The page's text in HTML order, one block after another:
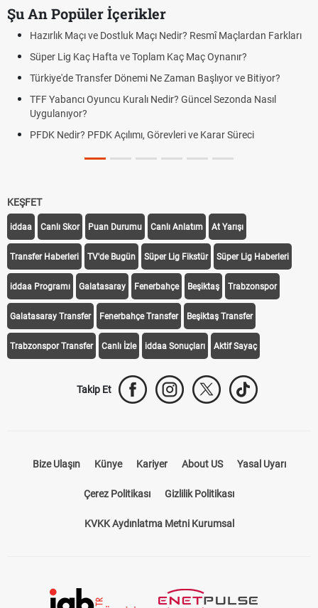
Şu An Popüler İçerikler
Hazırlık Maçı ve Dostluk Maçı Nedir? Resmî Maçlardan Farkları
Süper Lig Kaç Hafta ve Toplam Kaç Maç Oynanır?
Türkiye'de Transfer Dönemi Ne Zaman Başlıyor ve Bitiyor?
TFF Yabancı Oyuncu Kuralı Nedir? Güncel Sezonda Nasıl
Uygulanıyor?
PFDK Nedir? PFDK Açılımı, Görevleri ve Karar Süreci
KEŞFET
iddaa Canlı Skor Puan Durumu Canlı Anlatım At Yarışı
Transfer Haberleri TV'de Bugün Süper Lig Fikstür Süper Lig Haberleri
iddaa Programı Galatasaray Fenerbahçe Beşiktaş Trabzonspor
Galatasaray Transfer Fenerbahçe Transfer Beşiktaş Transfer
Trabzonspor Transfer Canlı İzle iddaa Sonuçları Aktif Sayaç
Takip Et
Bize Ulaşın Künye Kariyer About US Yasal Uyarı
Çerez Politikası Gizlilik Politikası
KVKK Aydınlatma Metni Kurumsal